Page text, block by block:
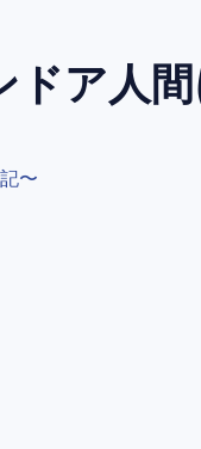
ドア人
〜